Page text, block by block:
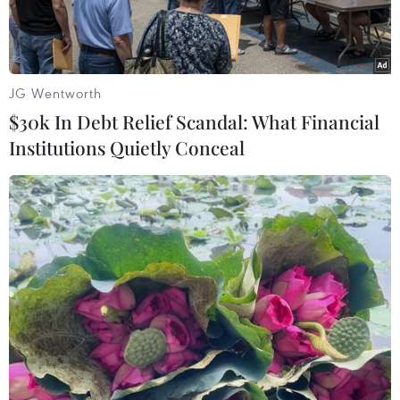
Ký sinh trùng phơi bày những góc khuất của xã hội Hàn Quốc
(Nguồn: CJ)
“Parasite”(tựa Việt:“Ký sinh trùng”) và“Joker”
(tựa Việt:“Chú hề ma quái”) - hai bộ phim vừa
gây “bão” tại lễ trao giải Oscar lần thứ 92 sẽ trở
JG Wentworth
$30k In Debt Relief Scandal: What Financial
Institutions Quietly Conceal